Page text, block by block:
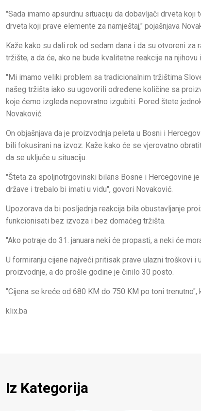
"Sada imamo apsurdnu situaciju da dobavljači drveta
drveta koji prave elemente za namještaj," pojašnjava
Kaže kako su dali rok od sedam dana i da su otvoreni
tržište, a da će, ako ne bude kvalitetne reakcije na
"Mi imamo veliki problem sa tradicionalnim tržištima
našeg tržišta iako su ugovorili određene količine sa
koje ćemo izgleda nepovratno izgubiti. Pored štete
Novaković.
On objašnjava da je proizvodnja peleta u Bosni i
bili fokusirani na izvoz. Kaže kako će se vjerovatno
da se uključe u situaciju.
"Šteta za spoljnotrgovinski bilans Bosne i Hercegovine
države i trebalo bi imati u vidu", govori Novaković.
Upozorava da bi posljednja reakcija bila obustavljanje
funkcionisati bez izvoza i bez domaćeg tržišta.
"Ako potraje do 31. januara neki će propasti, a neki će
U formiranju cijene najveći pritisak prave ulazni troškovi
proizvodnje, a do prošle godine je činilo 30 posto.
"Cijena se kreće od 680 KM do 750 KM po toni trenutno",
klix.ba
Iz Kategorija